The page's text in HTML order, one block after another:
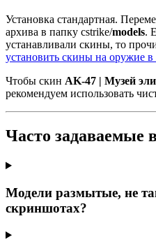
Установка стандартная.
архива в папку cstrike/models.
устанавливали скины, то
установить скины на оружие в
Чтобы скин AK-47 | Музей
рекомендуем использовать
Часто задаваемые
Модели размытые, не
скриншотах?